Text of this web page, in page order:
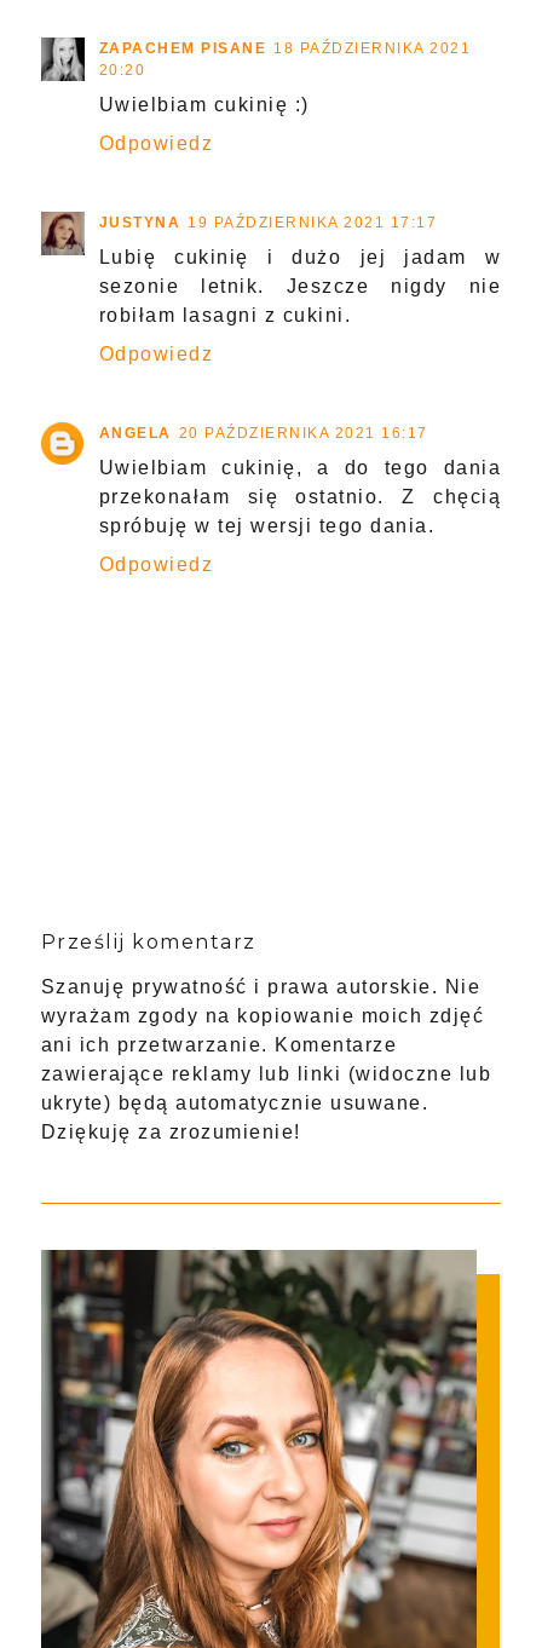
ZAPACHEM PISANE 18 PAŹDZIERNIKA 2021
20:20
Uwielbiam cukinię :)
Odpowiedz
JUSTYNA 19 PAŹDZIERNIKA 2021 17:17
Lubię cukinię i dużo jej jadam w
sezonie letnik. Jeszcze nigdy nie
robiłam lasagni z cukini.
Odpowiedz
ANGELA 20 PAŹDZIERNIKA 2021 16:17
Uwielbiam cukinię, a do tego dania
przekonałam się ostatnio. Z chęcią
spróbuję w tej wersji tego dania.
Odpowiedz
Prześlij komentarz
Szanuję prywatność i prawa autorskie. Nie
wyrażam zgody na kopiowanie moich zdjęć
ani ich przetwarzanie. Komentarze
zawierające reklamy lub linki (widoczne lub
ukryte) będą automatycznie usuwane.
Dziękuję za zrozumienie!